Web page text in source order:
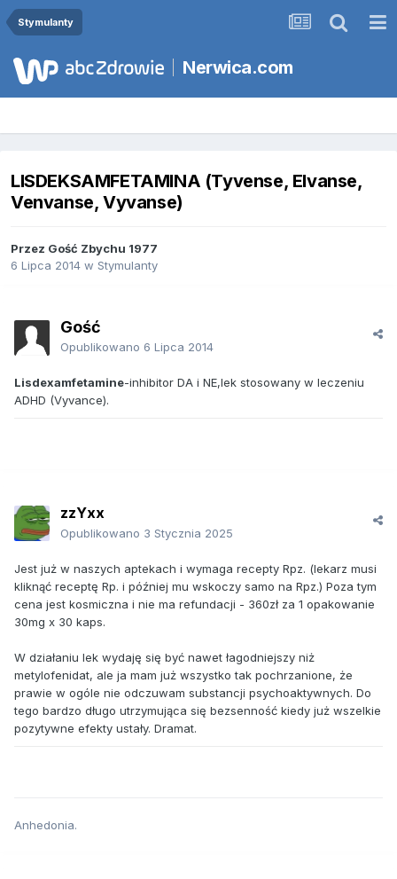
Stymulanty
Nerwica.com
LISDEKSAMFETAMINA (Tyvense, Elvanse,
Venvanse, Vyvanse)
Przez Gość Zbychu 1977
6 Lipca 2014 w Stymulanty
Gość
Opublikowano 6 Lipca 2014
Lisdexamfetamine-inhibitor DA i NE,lek stosowany w leczeniu
ADHD (Vyvance).
zzYxx
Opublikowano 3 Stycznia 2025
Jest już w naszych aptekach i wymaga recepty Rpz. (lekarz musi
kliknąć receptę Rp. i później mu wskoczy samo na Rpz.) Poza tym
cena jest kosmiczna i nie ma refundacji - 360zł za 1 opakowanie
30mg x 30 kaps.
W działaniu lek wydaję się być nawet łagodniejszy niż
metylofenidat, ale ja mam już wszystko tak pochrzanione, że
prawie w ogóle nie odczuwam substancji psychoaktywnych. Do
tego bardzo długo utrzymująca się bezsenność kiedy już wszelkie
pozytywne efekty ustały. Dramat.
Anhedonia.